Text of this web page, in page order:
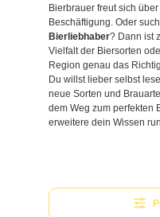
Bierbrauer freut sich
Beschäftigung. Oder
Bierliebhaber? Dann ist
Vielfalt der Biersorten
Region genau das
Du willst lieber selbst
neue Sorten und
dem Weg zum perfekten
erweitere dein Wissen